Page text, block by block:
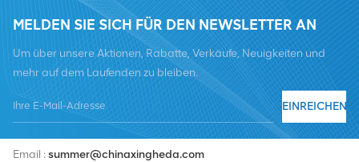
MELDEN SIE SICH FÜR DEN NEWSLETTER AN
Um über unsere Aktionen, Rabatte, Verkäufe, Neuigkeiten und
mehr auf dem Laufenden zu bleiben.
EINREICHEN
Email :summer@chinaxingheda.com